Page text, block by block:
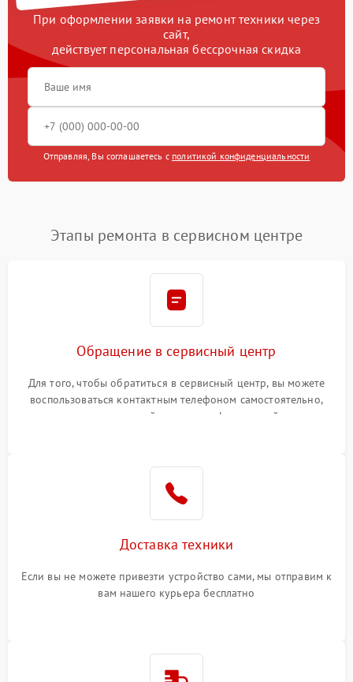
При оформлении заявки на ремонт техники через
сайт,
действует персональная бессрочная скидка
Отправляя, Вы соглашаетесь с политикой конфиденциальности
Этапы ремонта в сервисном центре
Обращение в сервисный центр
Для того, чтобы обратиться в сервисный центр, вы можете
воспользоваться контактным телефоном самостоятельно,
или оставить свой номер телефона на сайте
Доставка техники
Если вы не можете привезти устройство сами, мы отправим к
вам нашего курьера бесплатно